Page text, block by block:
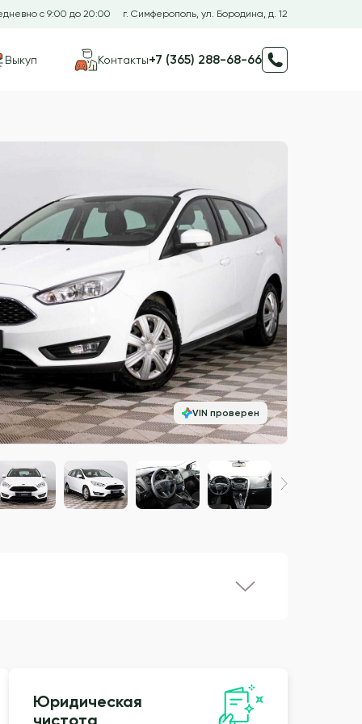
с 9:00 до 20:00 г. Симферополь, ул. Бородина, д. 12
Выкуп Контакты+7 (365) 288-68-66
VIN проверен
Юридическая
чистота